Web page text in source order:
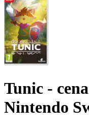
Tunic -
Nintendo